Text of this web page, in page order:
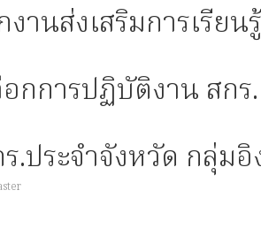
านส่งเสริมการเรีย
กการปฏิบัติงาน สก
.ประจำจังหวัด กลุ่ม